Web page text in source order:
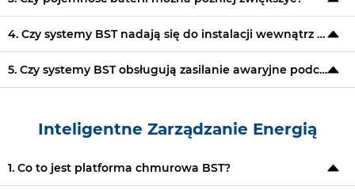
4. Czy systemy BST nadają się do instalacji wewnątrz i na zewnątrz?
5. Czy systemy BST obsługują zasilanie awaryjne podczas przerw w sieci?
Inteligentne Zarządzanie Energią
1. Co to jest platforma chmurowa BST?